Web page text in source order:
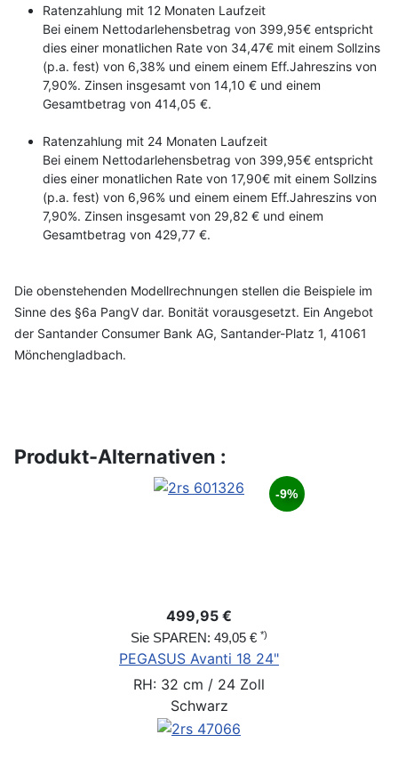
Ratenzahlung mit 12 Monaten Laufzeit
Bei einem Nettodarlehensbetrag von 399,95€ entspricht
dies einer monatlichen Rate von 34,47€ mit einem Sollzins
(p.a. fest) von 6,38% und einem einem Eff.Jahreszins von
7,90%. Zinsen insgesamt von 14,10 € und einem
Gesamtbetrag von 414,05 €.
Ratenzahlung mit 24 Monaten Laufzeit
Bei einem Nettodarlehensbetrag von 399,95€ entspricht
dies einer monatlichen Rate von 17,90€ mit einem Sollzins
(p.a. fest) von 6,96% und einem einem Eff.Jahreszins von
7,90%. Zinsen insgesamt von 29,82 € und einem
Gesamtbetrag von 429,77 €.
Die obenstehenden Modellrechnungen stellen die Beispiele im
Sinne des §6a PangV dar. Bonität vorausgesetzt. Ein Angebot
der Santander Consumer Bank AG, Santander-Platz 1, 41061
Mönchengladbach.
Produkt-Alternativen :
-9%
499,95 €
Sie SPAREN: 49,05 € *)
PEGASUS Avanti 18 24"
RH: 32 cm / 24 Zoll
Schwarz